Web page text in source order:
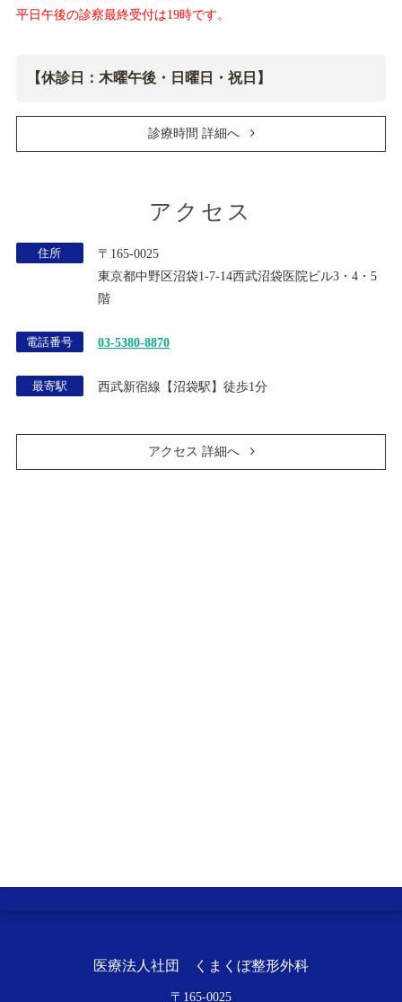
平日午後の診察最終受付は19時です。
【休診日：木曜午後・日曜日・祝日】
診療時間 詳細へ
アクセス
住所
〒165-0025
東京都中野区沼袋1-7-14西武沼袋医院ビル3・4・5
階
電話番号 03-5380-8870
最寄駅 西武新宿線【沼袋駅】徒歩1分
アクセス 詳細へ
医療法人社団 くまくぼ整形外科
〒 165-0025